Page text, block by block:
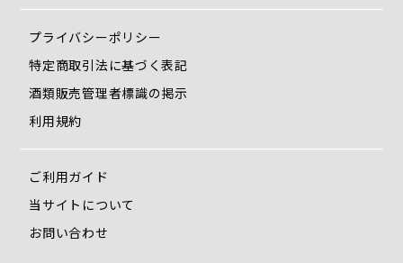
プライバシーポリシー
特定商取引法に基づく表記
酒類販売管理者標識の掲示
利用規約
ご利用ガイド
当サイトについて
お問い合わせ